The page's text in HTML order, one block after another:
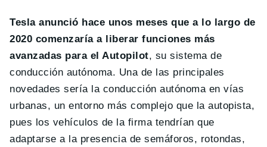
Tesla anunció hace unos meses que a lo largo de
2020 comenzaría a liberar funciones más
avanzadas para el Autopilot, su sistema de
conducción autónoma. Una de las principales
novedades sería la conducción autónoma en vías
urbanas, un entorno más complejo que la autopista,
pues los vehículos de la firma tendrían que
adaptarse a la presencia de semáforos, rotondas,